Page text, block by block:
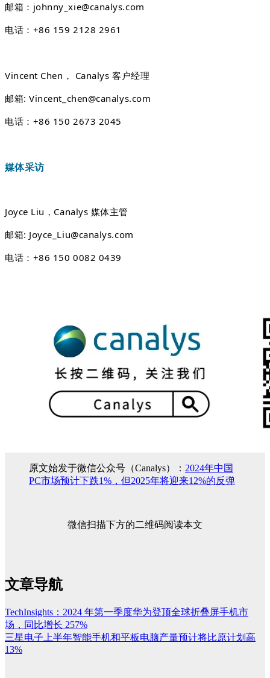
邮箱：johnny_xie@canalys.com
电话：+86 159 2128 2961
Vincent Chen， Canalys 客户经理
邮箱: Vincent_chen@canalys.com
电话：+86 150 2673 2045
媒体采访
Joyce Liu，Canalys 媒体主管
邮箱: Joyce_Liu@canalys.com
电话：+86 150 0082 0439
原文始发于微信公众号（Canalys）： 2024年中国
PC市场预计下跌1%，但2025年将迎来12%的反弹
微信扫描下方的二维码阅读本文
文章导航
TechInsights：2024 年第一季度华为登顶全球折叠屏手机市
场，同比增长 257%
三星电子上半年智能手机和平板电脑产量预计将比原计划高
13%